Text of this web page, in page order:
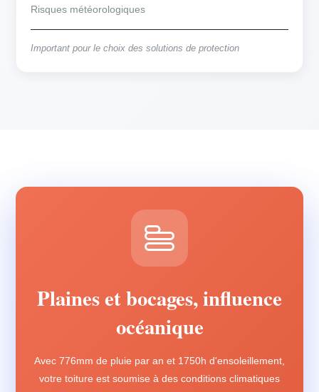
Risques météorologiques
Important pour le choix des solutions de protection
Plaines et bocages, influence
océanique
Avec 776mm de pluie par an et 1750h d'ensoleillement,
votre toiture est soumise à des conditions climatiques